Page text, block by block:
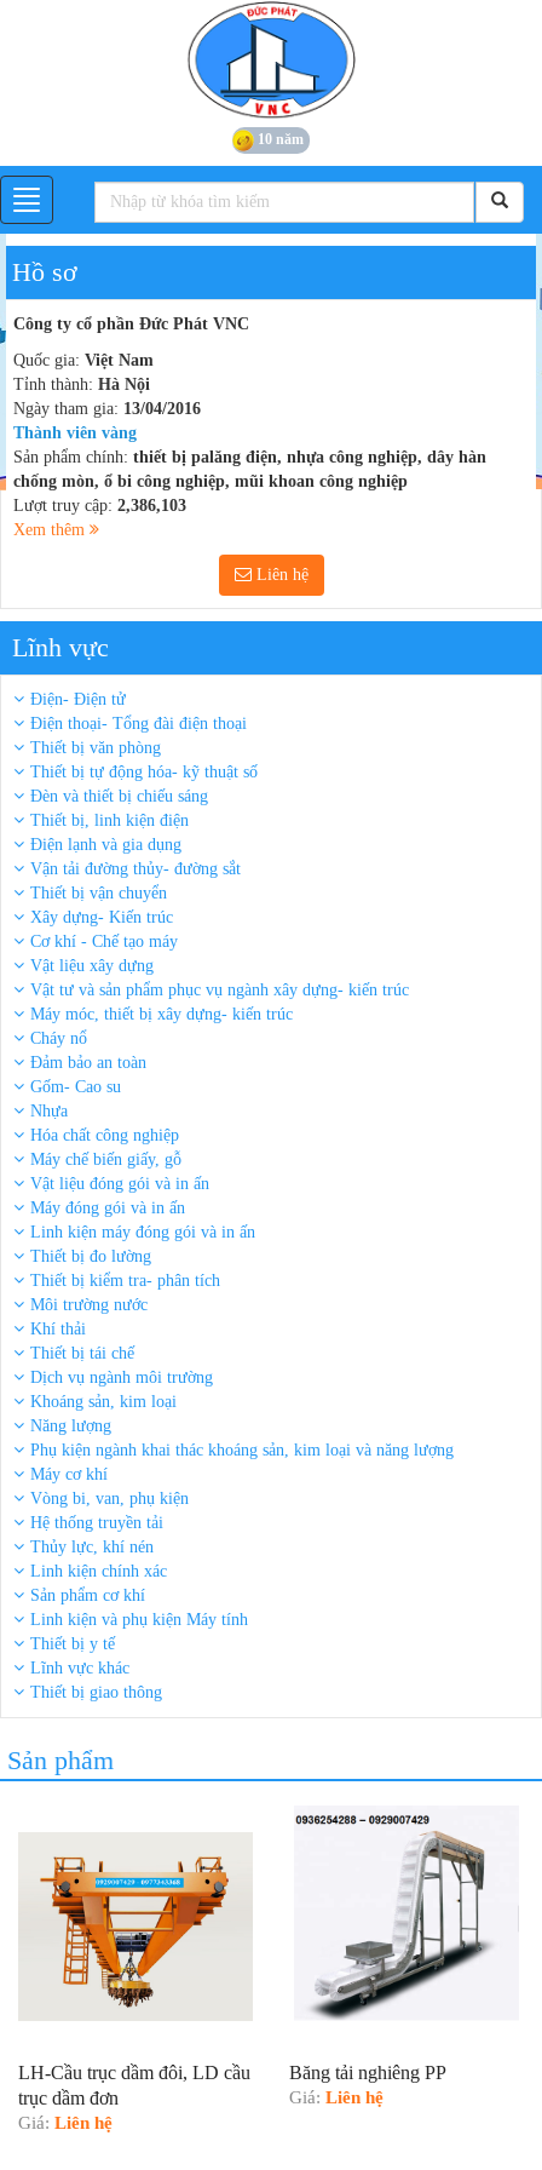
10 năm
Hồ sơ
Công ty cổ phần Đức Phát VNC
Quốc gia: Việt Nam
Tỉnh thành: Hà Nội
Ngày tham gia: 13/04/2016
Thành viên vàng
Sản phẩm chính: thiết bị palăng điện, nhựa công nghiệp, dây hàn
chống mòn, ổ bi công nghiệp, mũi khoan công nghiệp
Lượt truy cập: 2,386,103
Xem thêm
Liên hệ
Lĩnh vực
Điện- Điện tử
Điện thoại- Tổng đài điện thoại
Thiết bị văn phòng
Thiết bị tự động hóa- kỹ thuật số
Đèn và thiết bị chiếu sáng
Thiết bị, linh kiện điện
Điện lạnh và gia dụng
Vận tải đường thủy- đường sắt
Thiết bị vận chuyển
Xây dựng- Kiến trúc
Cơ khí - Chế tạo máy
Vật liệu xây dựng
Vật tư và sản phẩm phục vụ ngành xây dựng- kiến trúc
Máy móc, thiết bị xây dựng- kiến trúc
Cháy nổ
Đảm bảo an toàn
Gốm- Cao su
Nhựa
Hóa chất công nghiệp
Máy chế biến giấy, gỗ
Vật liệu đóng gói và in ấn
Máy đóng gói và in ấn
Linh kiện máy đóng gói và in ấn
Thiết bị đo lường
Thiết bị kiểm tra- phân tích
Môi trường nước
Khí thải
Thiết bị tái chế
Dịch vụ ngành môi trường
Khoáng sản, kim loại
Năng lượng
Phụ kiện ngành khai thác khoáng sản, kim loại và năng lượng
Máy cơ khí
Vòng bi, van, phụ kiện
Hệ thống truyền tải
Thủy lực, khí nén
Linh kiện chính xác
Sản phẩm cơ khí
Linh kiện và phụ kiện Máy tính
Thiết bị y tế
Lĩnh vực khác
Thiết bị giao thông
Sản phẩm
LH-Cầu trục dầm đôi, LD cầu
trục dầm đơn
Giá: Liên hệ
Băng tải nghiêng PP
Giá: Liên hệ